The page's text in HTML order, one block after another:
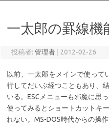
一太郎の罫線機
投稿者: 管理者 2012-02-26
以前、一太郎をメインで使って
行してだいぶ経つこともあり、
いる。ESCメニューも邪魔に思
使ってみるとショートカットキ
れない。MS-DOS時代からの操